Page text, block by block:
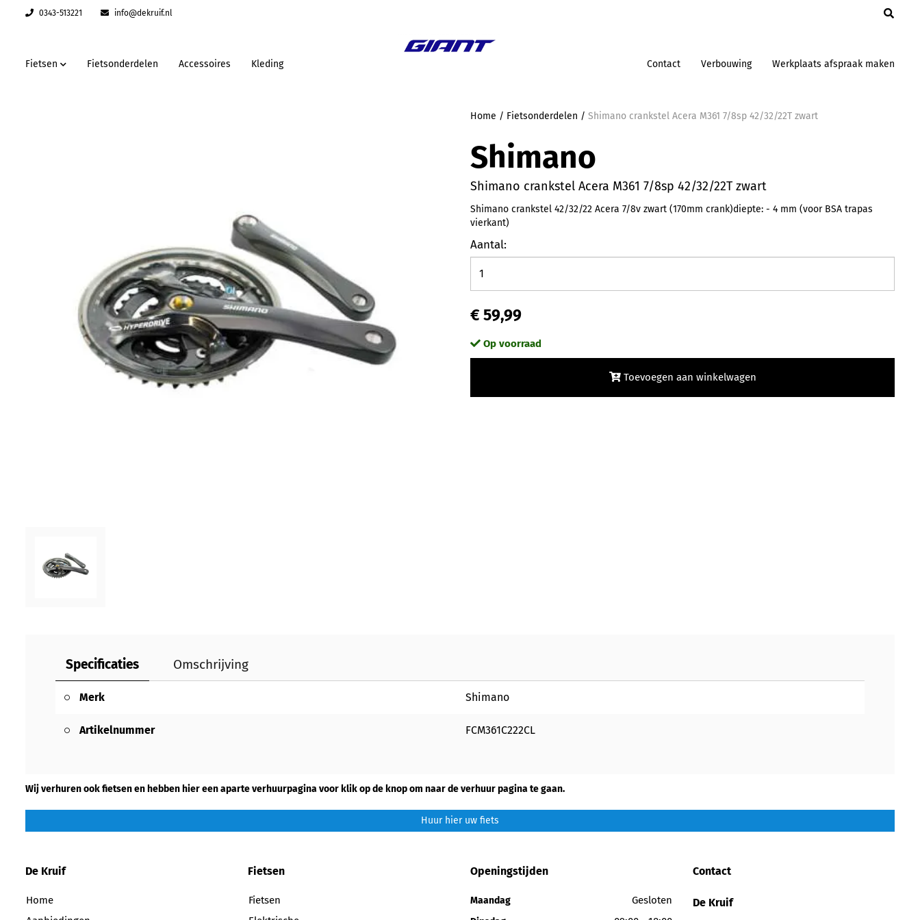
0343-513221 info@dekruif.nl
Fietsen Fietsonderdelen Accessoires Kleding Contact Verbouwing Werkplaats afspraak maken
Home / Fietsonderdelen / Shimano crankstel Acera M361 7/8sp 42/32/22T zwart
Shimano
Shimano crankstel Acera M361 7/8sp 42/32/22T zwart
Shimano crankstel 42/32/22 Acera 7/8v zwart (170mm crank)diepte: - 4 mm (voor BSA trapas
vierkant)
Aantal:
€ 59,99
Op voorraad
Toevoegen aan winkelwagen
Specificaties Omschrijving
Merk Shimano
Artikelnummer FCM361C222CL
Wij verhuren ook fietsen en hebben hier een aparte verhuurpagina voor klik op de knop om naar de verhuur pagina te gaan.
Huur hier uw fiets
De Kruif
Home
Fietsen
Fietsen
Openingstijden
Maandag Gesloten
Contact
De Kruif